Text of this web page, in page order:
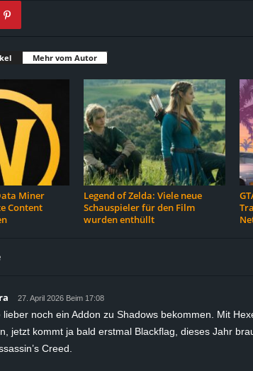
Mehr vom Autor
Miner
Content
Legend of Zelda: Viele neue
Schauspieler für den Film
wurden enthüllt
27. April 2026 Beim 17:08
lieber noch ein Addon zu Shadows bekommen. Mit
jetzt kommt ja bald erstmal Blackflag, dieses Jahr
Creed.